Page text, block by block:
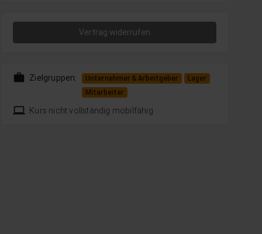
Vertrag widerrufen
work Zielgruppen: Unternehmer & Arbeitgeber
Lager
Mitarbeiter
laptop Kurs nicht vollständig mobilfähig